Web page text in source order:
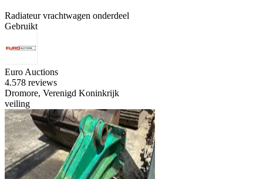
Radiateur vrachtwagen onderdeel
Gebruikt
Euro Auctions
4.578 reviews
Dromore, Verenigd Koninkrijk
veiling